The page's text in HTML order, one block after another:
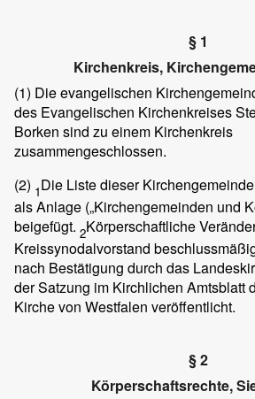
§ 1
Kirchenkreis,
(1) Die evangelischen
des Evangelischen Kirchenkreises
Borken sind zu einem Kirchenkreis
zusammengeschlossen.
(2) 1Die Liste dieser
als Anlage („Kirchengemeinden und
beigefügt. 2Körperschaftliche
Kreissynodalvorstand
nach Bestätigung durch das
der Satzung im Kirchlichen Amtsblatt
Kirche von Westfalen veröffentlicht.
§ 2
Körperschaftsrechte,